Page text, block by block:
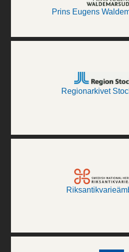
Prins Eugens
Regionarkivet